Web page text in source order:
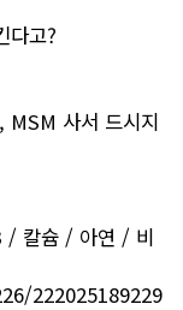
다고?
MSM 사서 드시지
/ 칼슘 / 아연 / 비
222025189229